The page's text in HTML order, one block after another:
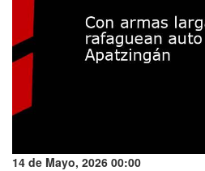
14 de Mayo, 2026 00:00